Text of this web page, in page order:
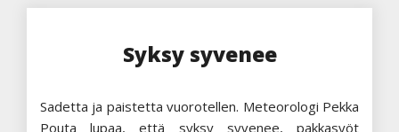
Syksy syvenee
Sadetta ja paistetta vuorotellen. Meteorologi Pekka
Pouta lupaa, että syksy syvenee, pakkasyöt